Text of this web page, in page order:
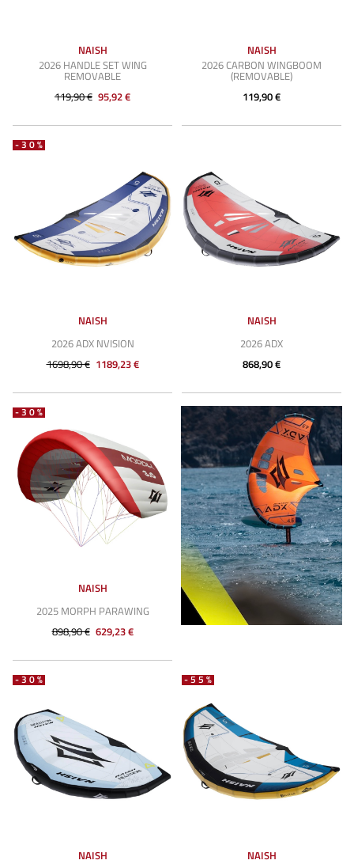
NAISH
2026 HANDLE SET WING
REMOVABLE
119,90 € 95,92 €
NAISH
2026 CARBON WINGBOOM
(REMOVABLE)
119,90 €
-30%
NAISH
2026 ADX NVISION
1698,90 € 1189,23 €
NAISH
2026 ADX
868,90 €
-30%
NAISH
2025 MORPH PARAWING
898,90 € 629,23 €
-30%
NAISH
-55%
NAISH